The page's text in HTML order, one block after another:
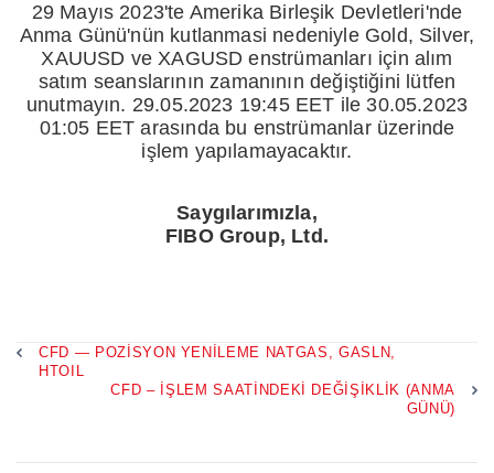
29 Mayıs 2023'te Amerika Birleşik Devletleri'nde
Anma Günü'nün kutlanmasi nedeniyle Gold, Silver,
XAUUSD ve XAGUSD enstrümanları için alım
satım seanslarının zamanının değiştiğini lütfen
unutmayın. 29.05.2023 19:45 EET ile 30.05.2023
01:05 EET arasında bu enstrümanlar üzerinde
işlem yapılamayacaktır.
Saygılarımızla,
FIBO Group, Ltd.
CFD — POZISYON YENILEME NATGAS, GASLN,
HTOIL
CFD – İŞLEM SAATINDEKI DEĞIŞIKLIK (ANMA
GÜNÜ)